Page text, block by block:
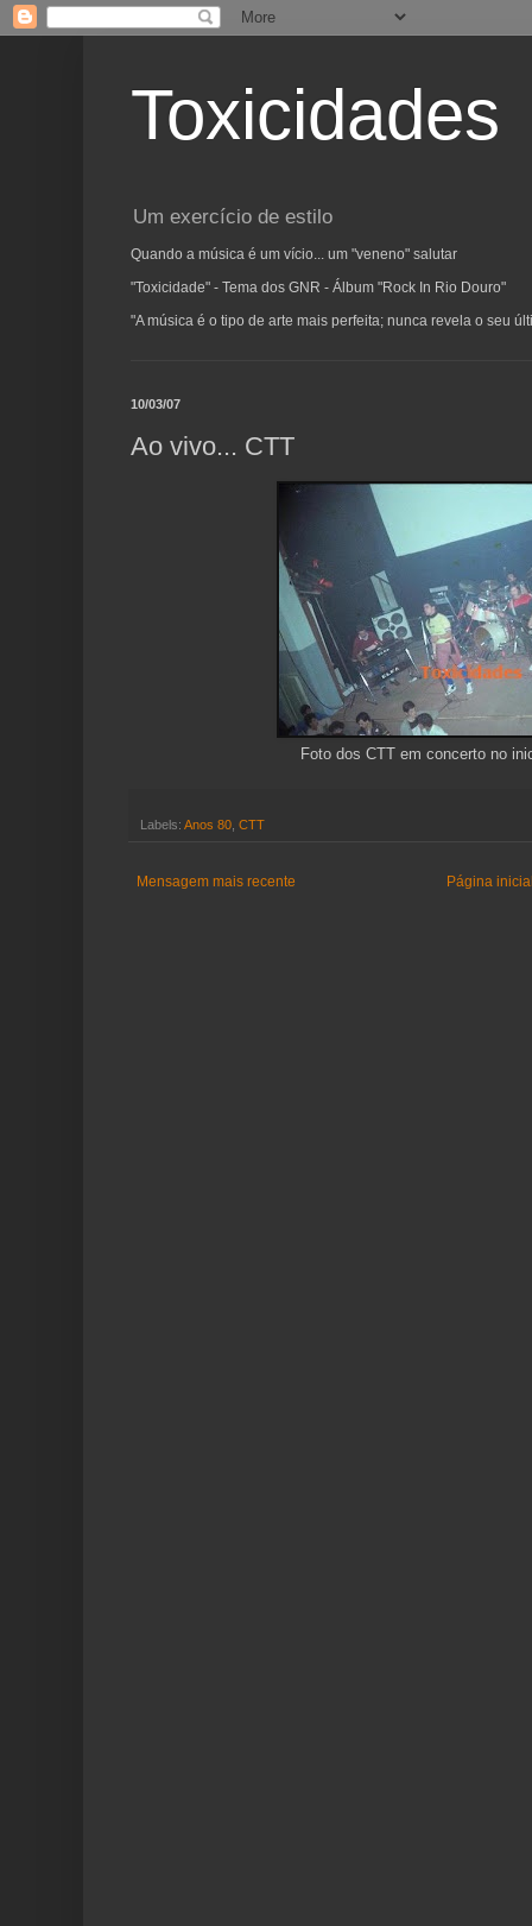
Toxicidades
Um exercício de estilo
Quando a música é um vício... um "veneno" salutar
"Toxicidade" - Tema dos GNR - Álbum "Rock In Rio Douro"
"A música é o tipo de arte mais perfeita; nunca revela o seu
10/03/07
Ao vivo... CTT
Foto dos CTT em concerto no
Labels: Anos 80 CTT
Mensagem mais recente Página